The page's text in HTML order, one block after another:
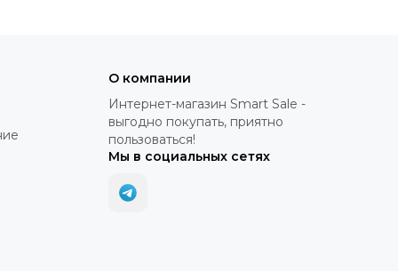
О компании
Интернет-магазин Smart Sale -
выгодно покупать, приятно
пользоваться!
Мы в социальных сетях